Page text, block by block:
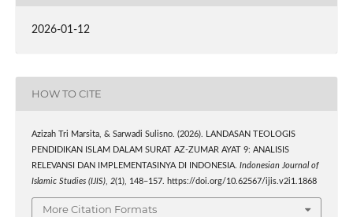
2026-01-12
HOW TO CITE
Azizah Tri Marsita, & Sarwadi Sulisno. (2026). LANDASAN TEOLOGIS
PENDIDIKAN ISLAM DALAM SURAT AZ-ZUMAR AYAT 9: ANALISIS
RELEVANSI DAN IMPLEMENTASINYA DI INDONESIA. Indonesian Journal of
Islamic Studies (IJIS), 2(1), 148–157. https://doi.org/10.62567/ijis.v2i1.1868
More Citation Formats